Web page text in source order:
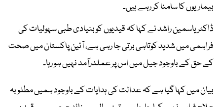
بیماریوں کا سامنا کر رہے ہیں۔
ڈاکٹر یاسمین راشد نے کہا کہ قیدیوں کو بنیادی طبی سہولیات کی
فراہمی میں شدید کوتاہی برتی جا رہی ہے، آئین پاکستان میں صحت
کے حق کے باوجود جیل میں اس پر عملدرآمد نہیں ہو رہا۔
بیان میں کہا گیا ہے کہ عدالت کی ہدایات کے باوجود ہمیں مطلوبہ